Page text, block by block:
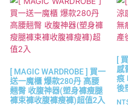
[ MAGIC WARDROBE ] 買一
送一魔櫃 爆款280丹 高腰
翹臀 收腹神器(塑身褲瘦腿
褲束褲收腹褲瘦褲)超值2入
[
感
痕
後